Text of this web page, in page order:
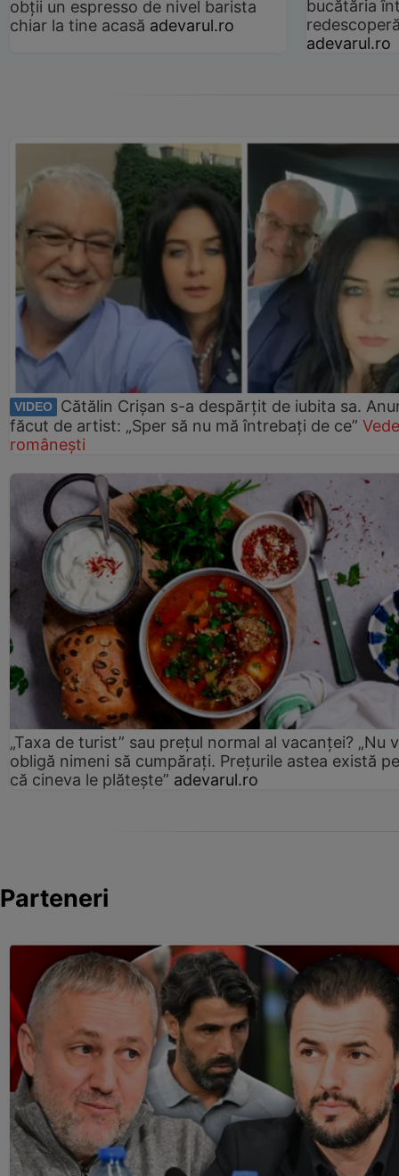
obții un espresso de nivel barista
chiar la tine acasă adevarul.ro
bucătăria
adevarul.ro
VIDEO
Cătălin Crișan s-a despărțit de iubita sa.
făcut de artist: „Sper să nu mă întrebați de ce”
românești
„Taxa de turist” sau prețul normal al vacanței? „Nu
obligă nimeni să cumpărați. Prețurile astea există
că cineva le plătește” adevarul.ro
Parteneri